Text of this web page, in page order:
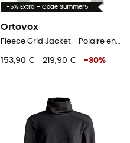
-5% Extra - Code Summer5
Ortovox
Fleece Grid Jacket - Polaire en laine mérinos homme
153,90 € 219,90 € -30%